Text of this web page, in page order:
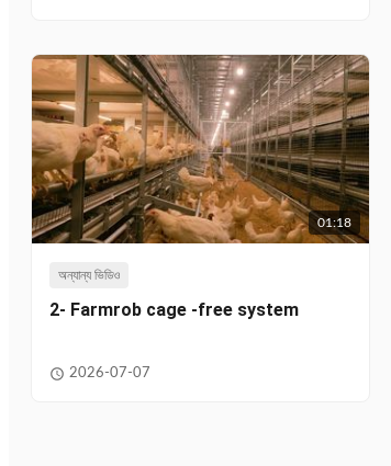
01:18
অন্যান্য ভিডিও
2- Farmrob cage -free system
2026-07-07